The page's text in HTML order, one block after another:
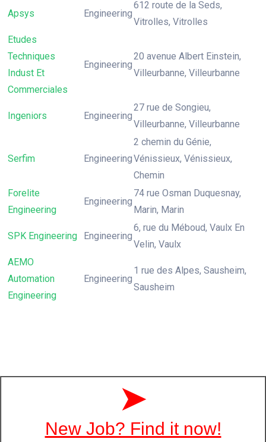
Apsys Engineering
612 route de la Seds,
Vitrolles, Vitrolles
Etudes
Techniques
Indust Et
Commerciales
Engineering
20 avenue Albert Einstein,
Villeurbanne, Villeurbanne
Ingeniors Engineering
27 rue de Songieu,
Villeurbanne, Villeurbanne
Serfim Engineering
2 chemin du Génie,
Vénissieux, Vénissieux,
Chemin
Forelite
Engineering
Engineering
74 rue Osman Duquesnay,
Marin, Marin
SPK Engineering Engineering
6, rue du Méboud, Vaulx En
Velin, Vaulx
AEMO
Automation
Engineering
Engineering
1 rue des Alpes, Sausheim,
Sausheim